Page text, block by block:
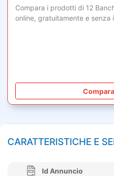
Compara i prodotti di 12
online, gratuitamente e senza
CARATTERISTICHE E
Id Annuncio